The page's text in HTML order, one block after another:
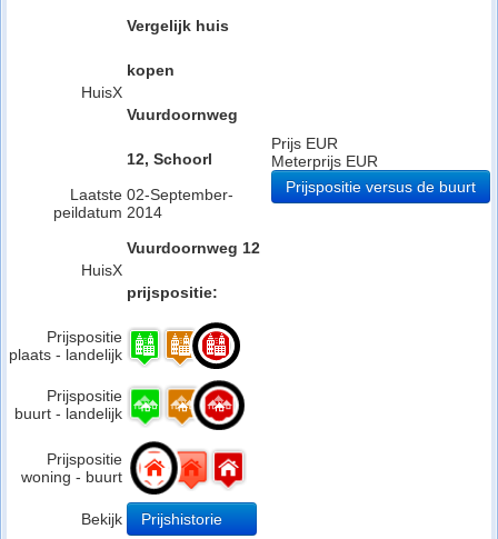
HuisX
Vergelijk huis
kopen
Vuurdoornweg
12, Schoorl
Laatste
peildatum
02-September-
2014
HuisX
Vuurdoornweg 12
prijspositie:
Prijspositie
plaats - landelijk
Prijspositie
buurt - landelijk
Prijspositie
woning - buurt
Bekijk Prijshistorie
Prijs EUR
Meterprijs EUR
Prijspositie versus de buurt